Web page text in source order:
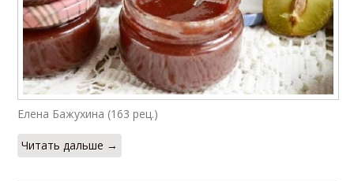
Елена Бажухина (163 рец.)
Читать дальше →